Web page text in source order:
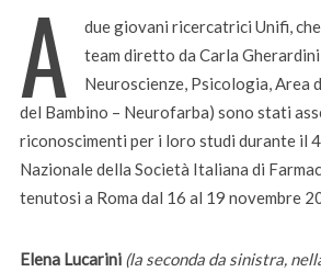
A
due giovani ricercatrici Unifi,
team diretto da Carla
Neuroscienze, Psicologia, Area
del Bambino – Neurofarba) sono stati
riconoscimenti per i loro studi durante il
Nazionale della Società Italiana di
tenutosi a Roma dal 16 al 19 novembre
Elena Lucarini (la seconda da sinistra,